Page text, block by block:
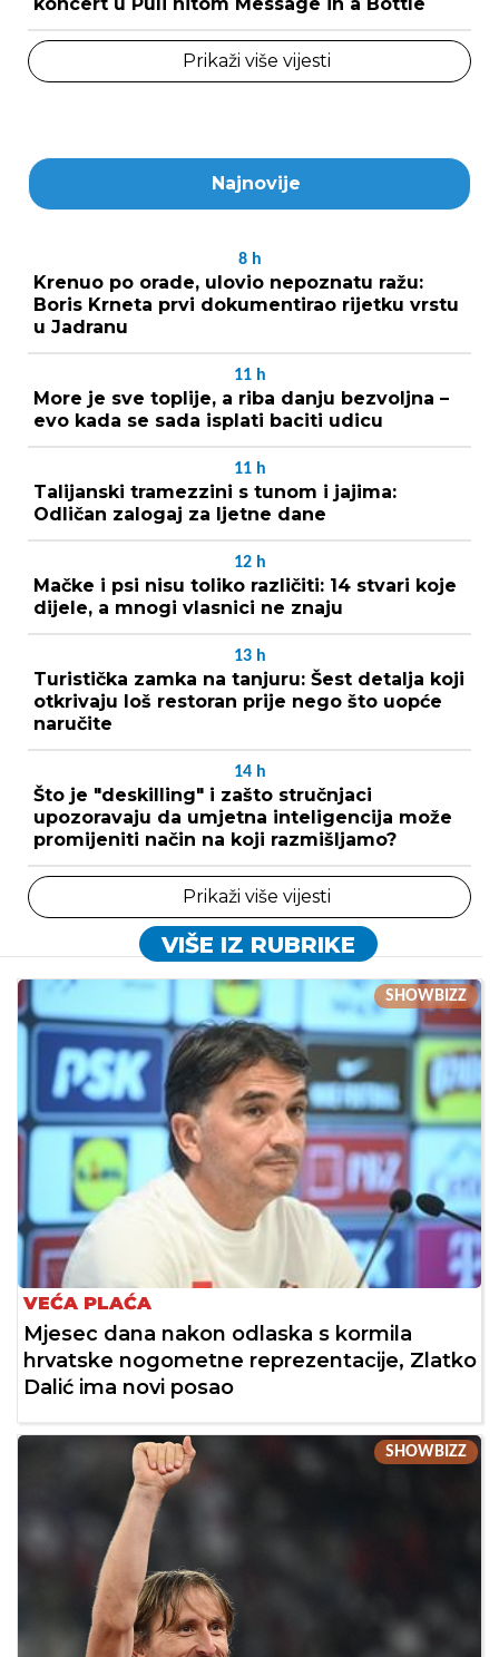
Prikaži više vijesti
Najnovije
8 h
Krenuo po orade, ulovio nepoznatu ražu:
Boris Krneta prvi dokumentirao rijetku vrstu
u Jadranu
11 h
More je sve toplije, a riba danju bezvoljna –
evo kada se sada isplati baciti udicu
11 h
Talijanski tramezzini s tunom i jajima:
Odličan zalogaj za ljetne dane
12 h
Mačke i psi nisu toliko različiti: 14 stvari koje
dijele, a mnogi vlasnici ne znaju
13 h
Turistička zamka na tanjuru: Šest detalja koji
otkrivaju loš restoran prije nego što uopće
naručite
14 h
Što je "deskilling" i zašto stručnjaci
upozoravaju da umjetna inteligencija može
promijeniti način na koji razmišljamo?
Prikaži više vijesti
VIŠE IZ RUBRIKE
SHOWBIZZ
VEĆA PLAĆA
Mjesec dana nakon odlaska s kormila
hrvatske nogometne reprezentacije, Zlatko
Dalić ima novi posao
SHOWBIZZ